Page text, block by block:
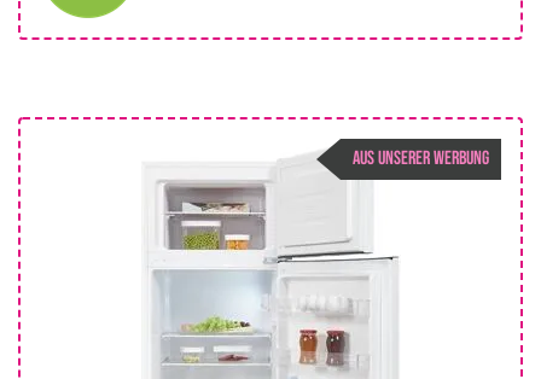
AUS UNSERER WERBUNG